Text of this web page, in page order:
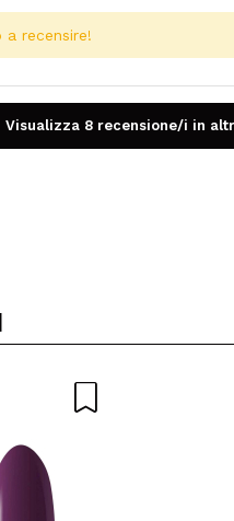
a recensire!
Visualizza 8 recensione/i in